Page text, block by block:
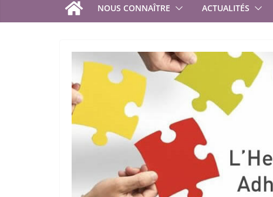
NOUS CONNAÎTRE ACTUALITÉS